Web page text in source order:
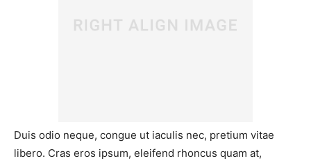
Duis odio neque, congue ut iaculis nec, pretium vitae
libero. Cras eros ipsum, eleifend rhoncus quam at,